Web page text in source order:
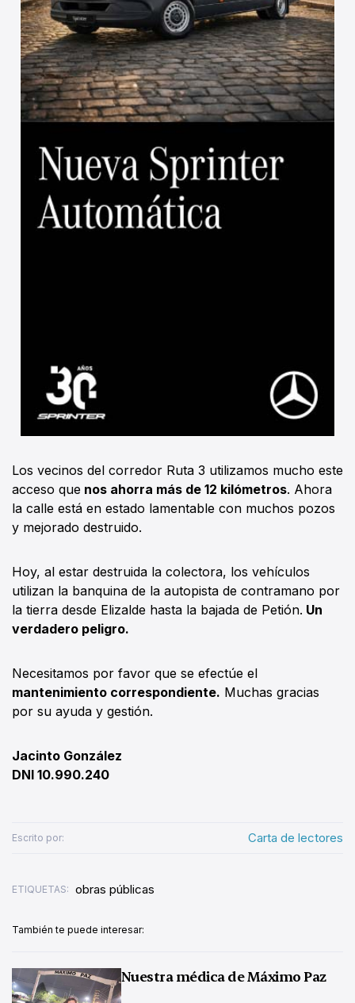
Los vecinos del corredor Ruta 3 utilizamos mucho este
acceso que nos ahorra más de 12 kilómetros. Ahora
la calle está en estado lamentable con muchos pozos
y mejorado destruido.
Hoy, al estar destruida la colectora, los vehículos
utilizan la banquina de la autopista de contramano por
la tierra desde Elizalde hasta la bajada de Petión. Un
verdadero peligro.
Necesitamos por favor que se efectúe el
mantenimiento correspondiente. Muchas gracias
por su ayuda y gestión.
Jacinto González
DNI 10.990.240
Escrito por: Carta de lectores
ETIQUETAS: obras públicas
También te puede interesar:
Nuestra médica de Máximo Paz